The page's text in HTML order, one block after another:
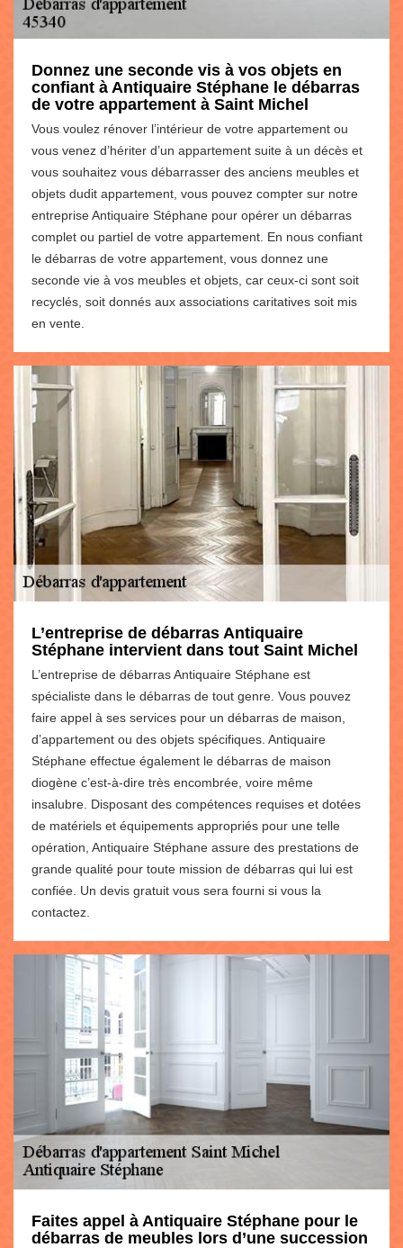
Donnez une seconde vis à vos objets en
confiant à Antiquaire Stéphane le débarras
de votre appartement à Saint Michel
Vous voulez rénover l’intérieur de votre appartement ou
vous venez d’hériter d’un appartement suite à un décès et
vous souhaitez vous débarrasser des anciens meubles et
objets dudit appartement, vous pouvez compter sur notre
entreprise Antiquaire Stéphane pour opérer un débarras
complet ou partiel de votre appartement. En nous confiant
le débarras de votre appartement, vous donnez une
seconde vie à vos meubles et objets, car ceux-ci sont soit
recyclés, soit donnés aux associations caritatives soit mis
en vente.
L’entreprise de débarras Antiquaire
Stéphane intervient dans tout Saint Michel
L’entreprise de débarras Antiquaire Stéphane est
spécialiste dans le débarras de tout genre. Vous pouvez
faire appel à ses services pour un débarras de maison,
d’appartement ou des objets spécifiques. Antiquaire
Stéphane effectue également le débarras de maison
diogène c’est-à-dire très encombrée, voire même
insalubre. Disposant des compétences requises et dotées
de matériels et équipements appropriés pour une telle
opération, Antiquaire Stéphane assure des prestations de
grande qualité pour toute mission de débarras qui lui est
confiée. Un devis gratuit vous sera fourni si vous la
contactez.
Faites appel à Antiquaire Stéphane pour le
débarras de meubles lors d’une succession